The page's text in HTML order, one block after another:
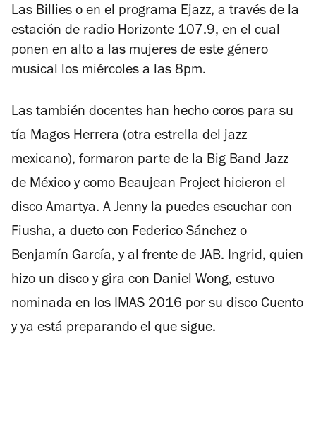
Las Billies o en el programa Ejazz, a través de la
estación de radio Horizonte 107.9, en el cual
ponen en alto a las mujeres de este género
musical los miércoles a las 8pm.
Las también docentes han hecho coros para su
tía Magos Herrera (otra estrella del jazz
mexicano), formaron parte de la Big Band Jazz
de México y como Beaujean Project hicieron el
disco Amartya. A Jenny la puedes escuchar con
Fiusha, a dueto con Federico Sánchez o
Benjamín García, y al frente de JAB. Ingrid, quien
hizo un disco y gira con Daniel Wong, estuvo
nominada en los IMAS 2016 por su disco Cuento
y ya está preparando el que sigue.